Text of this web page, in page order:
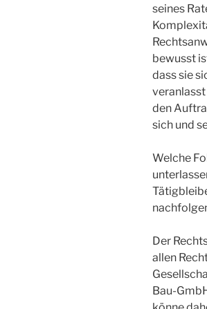
seines
bewusst
dass sie
den
sich und
Welche
Der
allen
Bau-